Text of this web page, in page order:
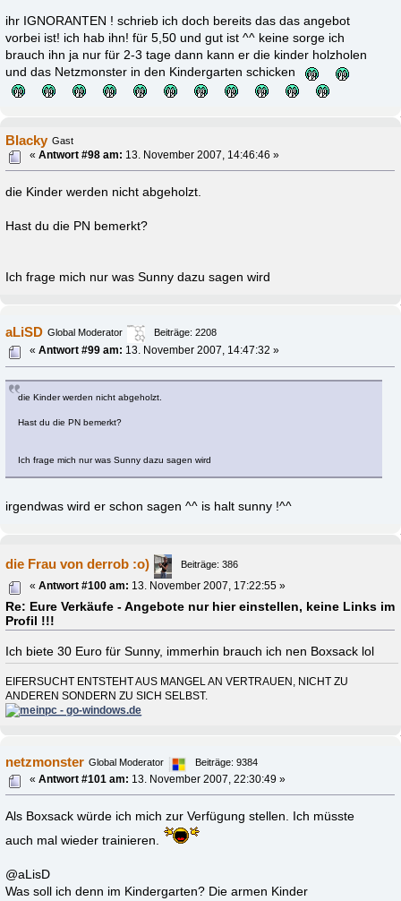
ihr IGNORANTEN ! schrieb ich doch bereits das das angebot
vorbei ist! ich hab ihn! für 5,50 und gut ist ^^ keine sorge ich
brauch ihn ja nur für 2-3 tage dann kann er die kinder holzholen
und das Netzmonster in den Kindergarten schicken
Blacky Gast
«Antwort #98 am: 13. November 2007, 14:46:46 »
die Kinder werden nicht abgeholzt.
Hast du die PN bemerkt?
Ich frage mich nur was Sunny dazu sagen wird
aLiSD Global Moderator
Beiträge: 2208
«Antwort #99 am: 13. November 2007, 14:47:32 »
die Kinder werden nicht abgeholzt.
Hast du die PN bemerkt?
Ich frage mich nur was Sunny dazu sagen wird
irgendwas wird er schon sagen ^^ is halt sunny !^^
die Frau von derrob :o) Beiträge: 386
Re: Eure Verkäufe - Angebote nur hier einstellen, keine Links im
Profil !!!
«Antwort #100 am: 13. November 2007, 17:22:55 »
Ich biete 30 Euro für Sunny, immerhin brauch ich nen Boxsack lol
EIFERSUCHT ENTSTEHT AUS MANGEL AN VERTRAUEN, NICHT ZU
ANDEREN SONDERN ZU SICH SELBST.
netzmonster Global Moderator
Beiträge: 9384
«Antwort #101 am: 13. November 2007, 22:30:49 »
Als Boxsack würde ich mich zur Verfügung stellen. Ich müsste
auch mal wieder trainieren.
@aLisD
Was soll ich denn im Kindergarten? Die armen Kinder